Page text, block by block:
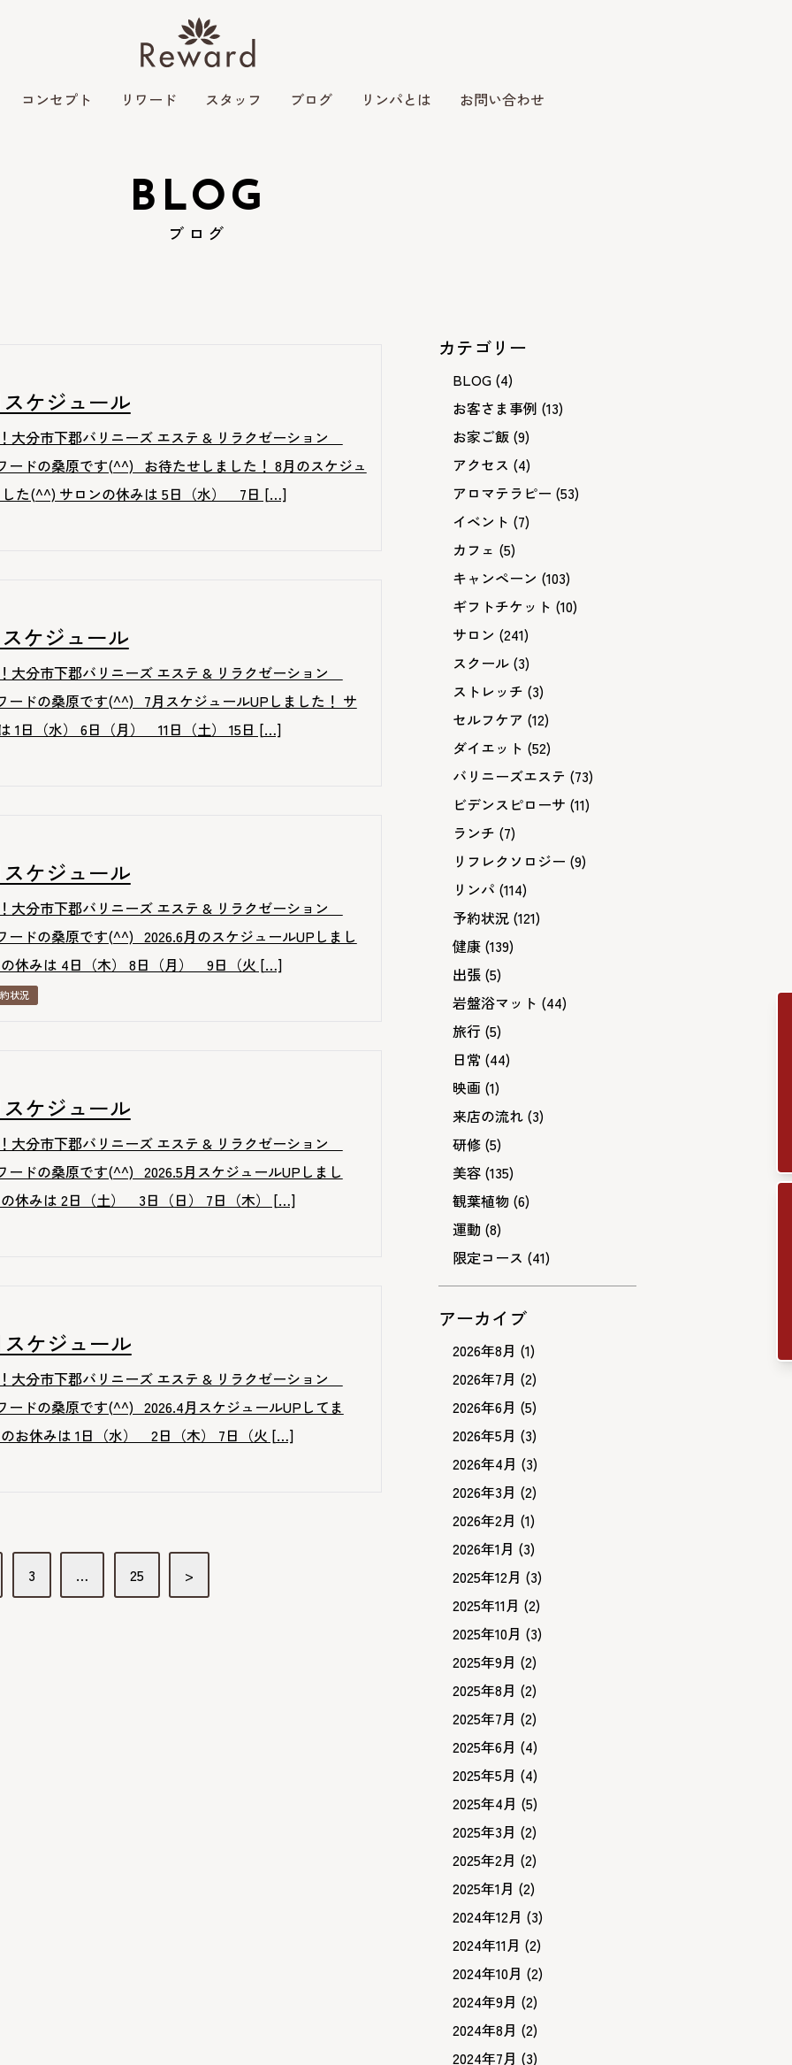
コンセプト リワード スタッフ ブログ リンパとは お問い合わせ
BLOG
ブログ
スケジュール
大分市下郡バリニーズ エステ & リラクゼーション
ードの桑原です(^^) お待たせしました！ 8月のスケジュ
した(^^) サロンの休みは 5日（水） 7日 […]
スケジュール
大分市下郡バリニーズ エステ & リラクゼーション
ードの桑原です(^^) 7月スケジュールUPしました！ サ
1日（水） 6日（月） 11日（土） 15日 […]
スケジュール
大分市下郡バリニーズ エステ & リラクゼーション
ードの桑原です(^^) 2026.6月のスケジュールUPしまし
休みは 4日（木） 8日（月） 9日（火 […]
状況
スケジュール
大分市下郡バリニーズ エステ & リラクゼーション
ードの桑原です(^^) 2026.5月スケジュールUPしまし
休みは 2日（土） 3日（日） 7日（木） […]
スケジュール
大分市下郡バリニーズ エステ & リラクゼーション
ードの桑原です(^^) 2026.4月スケジュールUPしてま
お休みは 1日（水） 2日（木） 7日（火 […]
3 … 25 >
カテゴリー
BLOG (4)
お客さま事例 (13)
お家ご飯 (9)
アクセス (4)
アロマテラピー (53)
イベント (7)
カフェ (5)
キャンペーン (103)
ギフトチケット (10)
サロン (241)
スクール (3)
ストレッチ (3)
セルフケア (12)
ダイエット (52)
バリニーズエステ (73)
ビデンスピローサ (11)
ランチ (7)
リフレクソロジー (9)
リンパ (114)
予約状況 (121)
健康 (139)
出張 (5)
岩盤浴マット (44)
旅行 (5)
日常 (44)
映画 (1)
来店の流れ (3)
研修 (5)
美容 (135)
観葉植物 (6)
運動 (8)
限定コース (41)
アーカイブ
2026年8月 (1)
2026年7月 (2)
2026年6月 (5)
2026年5月 (3)
2026年4月 (3)
2026年3月 (2)
2026年2月 (1)
2026年1月 (3)
2025年12月 (3)
2025年11月 (2)
2025年10月 (3)
2025年9月 (2)
2025年8月 (2)
2025年7月 (2)
2025年6月 (4)
2025年5月 (4)
2025年4月 (5)
2025年3月 (2)
2025年2月 (2)
2025年1月 (2)
2024年12月 (3)
2024年11月 (2)
2024年10月 (2)
2024年9月 (2)
2024年8月 (2)
2024年7月 (3)